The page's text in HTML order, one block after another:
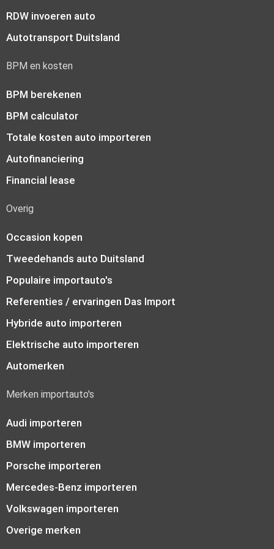
RDW invoeren auto
Autotransport Duitsland
BPM en kosten
BPM berekenen
BPM calculator
Totale kosten auto importeren
Autofinanciering
Financial lease
Overig
Occasion kopen
Tweedehands auto Duitsland
Populaire importauto's
Referenties / ervaringen Das Import
Hybride auto importeren
Elektrische auto importeren
Automerken
Merken importauto's
Audi importeren
BMW importeren
Porsche importeren
Mercedes-Benz importeren
Volkswagen importeren
Overige merken